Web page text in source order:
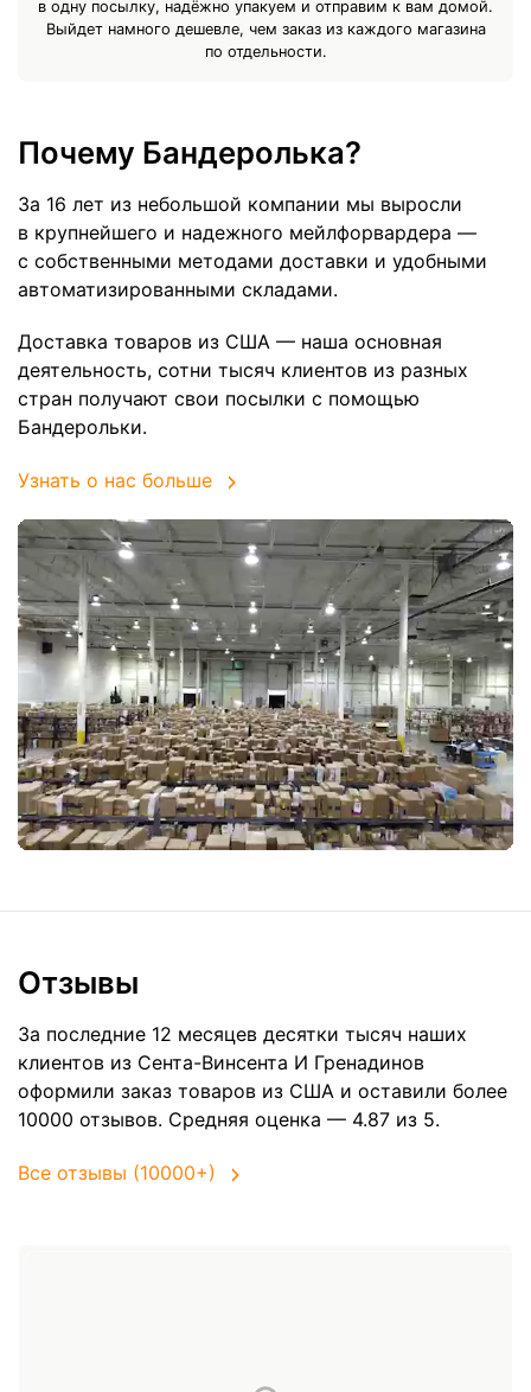
в одну посылку, надёжно упакуем и отправим к вам домой.
Выйдет намного дешевле, чем заказ из каждого магазина
по отдельности.
Почему Бандеролька?
За 16 лет из небольшой компании мы выросли
в крупнейшего и надежного мейлфорвардера —
с собственными методами доставки и удобными
автоматизированными складами.
Доставка товаров из США — наша основная
деятельность, сотни тысяч клиентов из разных
стран получают свои посылки с помощью
Бандерольки.
Узнать о нас больше
Отзывы
За последние 12 месяцев десятки тысяч наших
клиентов из Сента-Винсента И Гренадинов
оформили заказ товаров из США и оставили более
10000 отзывов. Средняя оценка — 4.87 из 5.
Все отзывы (10000+)